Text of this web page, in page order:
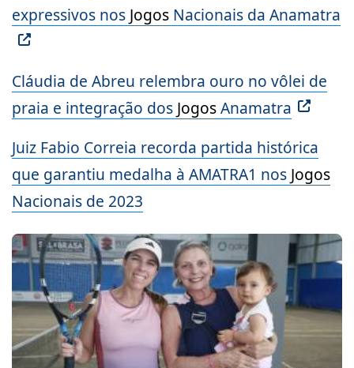
expressivos nos Jogos Nacionais da Anamatra
Cláudia de Abreu relembra ouro no vôlei de
praia e integração dos JogosAnamatra
Juiz Fabio Correia recorda partida histórica
que garantiu medalha à AMATRA1 nos Jogos
Nacionais de 2023